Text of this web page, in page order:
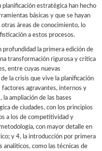
estratégica han hecho
básicas y que se hayan
áreas de conocimiento, lo
a estos procesos.
profundidad la primera edición de
transformación rigurosa y crítica
entre cuyas nuevas
la crisis que vive la planificación
factores agravantes, internos y
ampliación de las bases
de ciudades, con los principios
a los de competitividad y
con mayor detalle en
y 4, la introducción por primera
como las técnicas de